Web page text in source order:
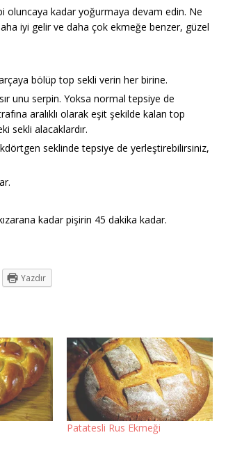
oluncaya kadar yoğurmaya devam edin. Ne
iyi gelir ve daha çok ekmeğe benzer, güzel
bölüp top sekli verin her birine.
unu serpin. Yoksa normal tepsiye de
aralıklı olarak eşit şekilde kalan top
sekli alacaklardır.
seklinde tepsiye de yerleştirebilirsiniz,
kadar pişirin 45 dakika kadar.
Yazdır
Patatesli Rus Ekmeği